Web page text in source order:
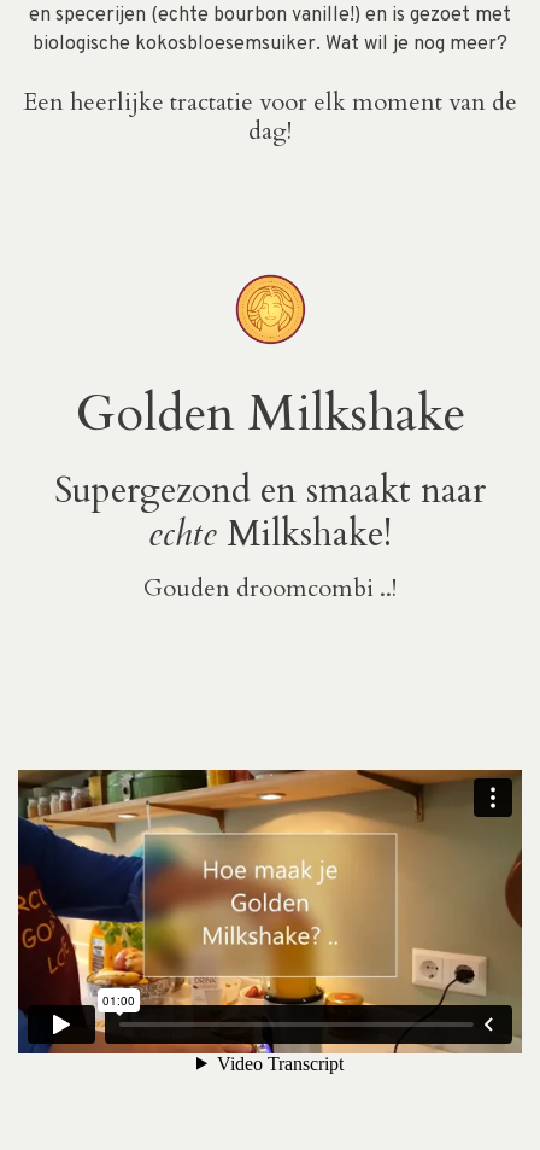
en specerijen (echte bourbon vanille!) en is gezoet met
biologische kokosbloesemsuiker. Wat wil je nog meer?
Een heerlijke tractatie voor elk moment van de
dag!
Golden Milkshake
Supergezond en smaakt naar
echteMilkshake!
Gouden droomcombi ..!